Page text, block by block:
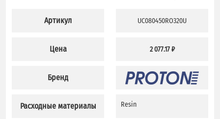
Артикул
Цена
Бренд
Расходные материалы
UC080450RO320U
2 077.17 ₽
Resin